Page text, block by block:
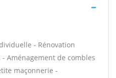
- Rénovation
Aménagement de combles
maçonnerie -